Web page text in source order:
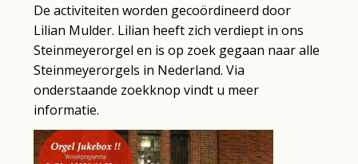
De activiteiten worden gecoördineerd door
Lilian Mulder. Lilian heeft zich verdiept in ons
Steinmeyerorgel en is op zoek gegaan naar alle
Steinmeyerorgels in Nederland. Via
onderstaande zoekknop vindt u meer
informatie.